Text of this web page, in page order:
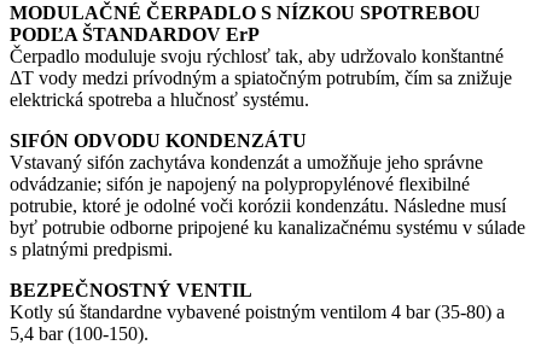
MODULAČNÉ ČERPADLO S NÍZKOU SPOTREBOU
PODĽA ŠTANDARDOV ErP
Čerpadlo moduluje svoju rýchlosť tak, aby udržovalo konštantné
ΔT vody medzi prívodným a spiatočným potrubím, čím sa znižuje
elektrická spotreba a hlučnosť systému.
SIFÓN ODVODU KONDENZÁTU
Vstavaný sifón zachytáva kondenzát a umožňuje jeho správne
odvádzanie; sifón je napojený na polypropylénové flexibilné
potrubie, ktoré je odolné voči korózii kondenzátu. Následne musí
byť potrubie odborne pripojené ku kanalizačnému systému v súlade
s platnými predpismi.
BEZPEČNOSTNÝ VENTIL
Kotly sú štandardne vybavené poistným ventilom 4 bar (35-80) a
5,4 bar (100-150).